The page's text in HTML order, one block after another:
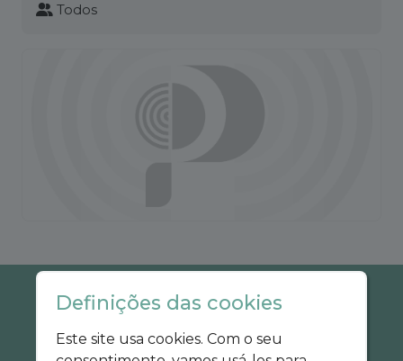
Todos
Definições das cookies
Este site usa cookies. Com o seu